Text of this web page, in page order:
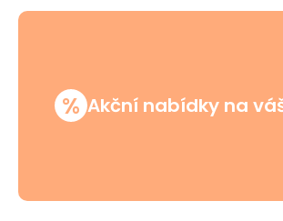
% Akční nabídky na